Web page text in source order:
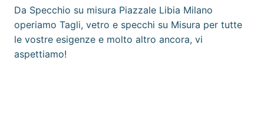
Da Specchio su misura Piazzale Libia Milano
operiamo Tagli, vetro e specchi su Misura per tutte
le vostre esigenze e molto altro ancora, vi
aspettiamo!